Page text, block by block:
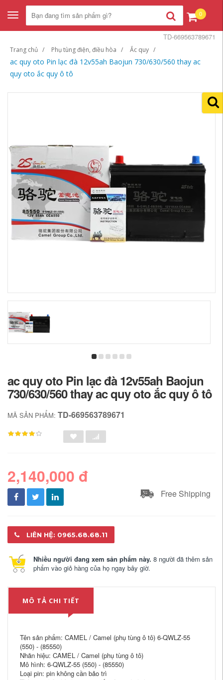
Toggle
navigation
0
Trang chủ Phụ tùng điện, điều hòa Ắc quy
ac quy oto Pin lạc đà 12v55ah Baojun 730/630/560 thay ac
quy oto ắc quy ô tô
TD-669563789671
ac quy oto Pin lạc đà 12v55ah Baojun
730/630/560 thay ac quy oto ắc quy ô tô
MÃ SẢN PHẨM: TD-669563789671
2,140,000 đ
Free Shipping
LIÊN HỆ: 0965.68.68.11
Nhiều người đang xem sản phẩm này. 8 người đã thêm sản
phẩm vào giỏ hàng của họ ngay bây giờ.
MÔ TẢ CHI TIẾT
Tên sản phẩm: CAMEL / Camel (phụ tùng ô tô) 6-QWLZ-55
(550) - (85550)
Nhãn hiệu: CAMEL / Camel (phụ tùng ô tô)
Mô hình: 6-QWLZ-55 (550) - (85550)
Loại pin: pin không cần bảo trì